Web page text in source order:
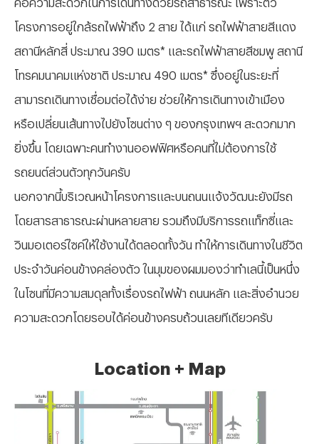
โครงการอยู่ใกล้รถไฟฟ้าถึง 2 สาย ได้แก่ รถไฟฟ้าสายสีแดง
สถานีหลักสี่ ประมาณ 390 เมตร* และรถไฟฟ้าสายสีชมพู สถานี
โทรคมนาคมแห่งชาติ ประมาณ 490 เมตร* ซึ่งอยู่ในระยะที่
สามารถเดินทางเชื่อมต่อได้ง่าย ช่วยให้การเดินทางเข้าเมือง
หรือเปลี่ยนเส้นทางไปยังโซนต่าง ๆ ของกรุงเทพฯ สะดวกมาก
ยิ่งขึ้น โดยเฉพาะคนทำงานออฟฟิศหรือคนที่ไม่ต้องการใช้
รถยนต์ส่วนตัวทุกวันครับ
นอกจากนี้บริเวณหน้าโครงการและบนถนนแจ้งวัฒนะยังมีรถ
โดยสารสาธารณะผ่านหลายสาย รวมถึงมีบริการรถแท็กซี่และ
วินมอเตอร์ไซค์ให้ใช้งานได้ตลอดทั้งวัน ทำให้การเดินทางในชีวิต
ประจำวันค่อนข้างคล่องตัว ในมุมของผมมองว่าทำเลนี้เป็นหนึ่ง
ในโซนที่มีความสมดุลทั้งเรื่องรถไฟฟ้า ถนนหลัก และสิ่งอำนวย
ความสะดวกโดยรอบได้ค่อนข้างครบถ้วนเลยทีเดียวครับ
Location + Map